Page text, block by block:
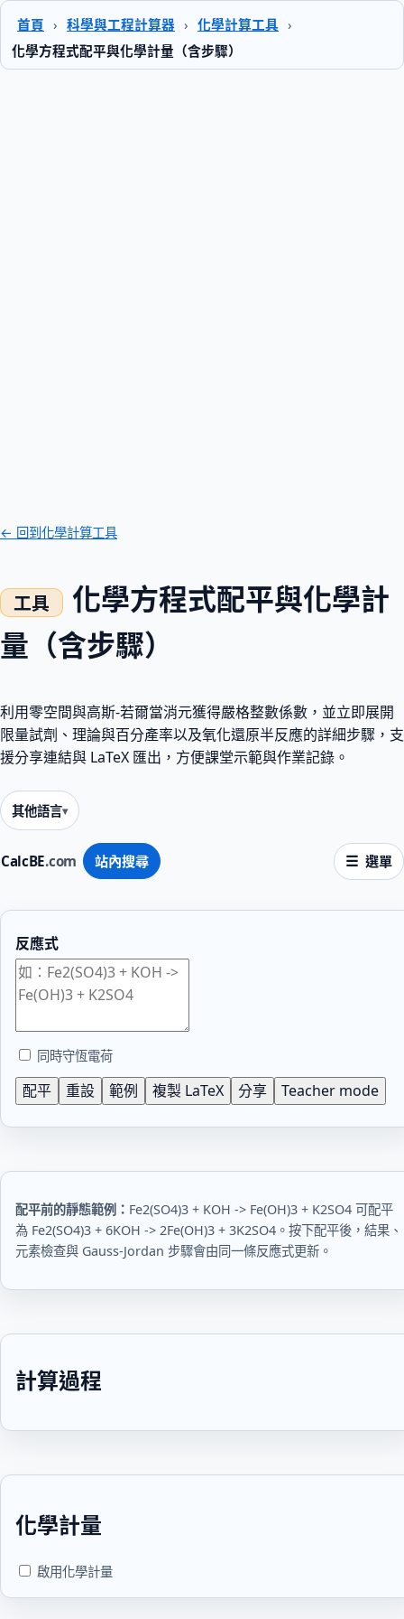
首頁 › 科學與工程計算器 › 化學計算工具 ›
化學方程式配平與化學計量（含步驟）
CalcBE.com 站內搜尋 選單
← 回到化學計算工具
化學方程式配平與化學計
量（含步驟）
利用零空間與高斯-若爾當消元獲得嚴格整數係數，並立即展開
限量試劑、理論與百分產率以及氧化還原半反應的詳細步驟，支
援分享連結與 LaTeX 匯出，方便課堂示範與作業記錄。
其他語言
反應式
同時守恆電荷
配平 重設 範例 複製 LaTeX 分享 Teacher mode
配平前的靜態範例： Fe2(SO4)3 + KOH -> Fe(OH)3 + K2SO4 可配平
為 Fe2(SO4)3 + 6KOH -> 2Fe(OH)3 + 3K2SO4 。按下配平後，結果、
元素檢查與 Gauss-Jordan 步驟會由同一條反應式更新。
計算過程
化學計量
啟用化學計量